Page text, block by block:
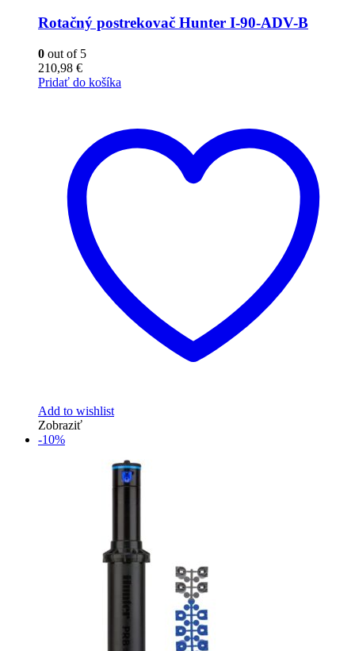
Rotačný postrekovač Hunter I-90-ADV-B
0 out of 5
210,98 €
Pridať do košíka
Add to wishlist
Zobraziť
-10%